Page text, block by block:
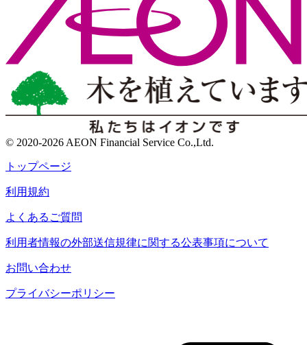
© 2020-2026 AEON Financial Service Co.,Ltd.
トップページ
利用規約
よくあるご質問
利用者情報の外部送信規律に関する公表事項について
お問い合わせ
プライバシーポリシー